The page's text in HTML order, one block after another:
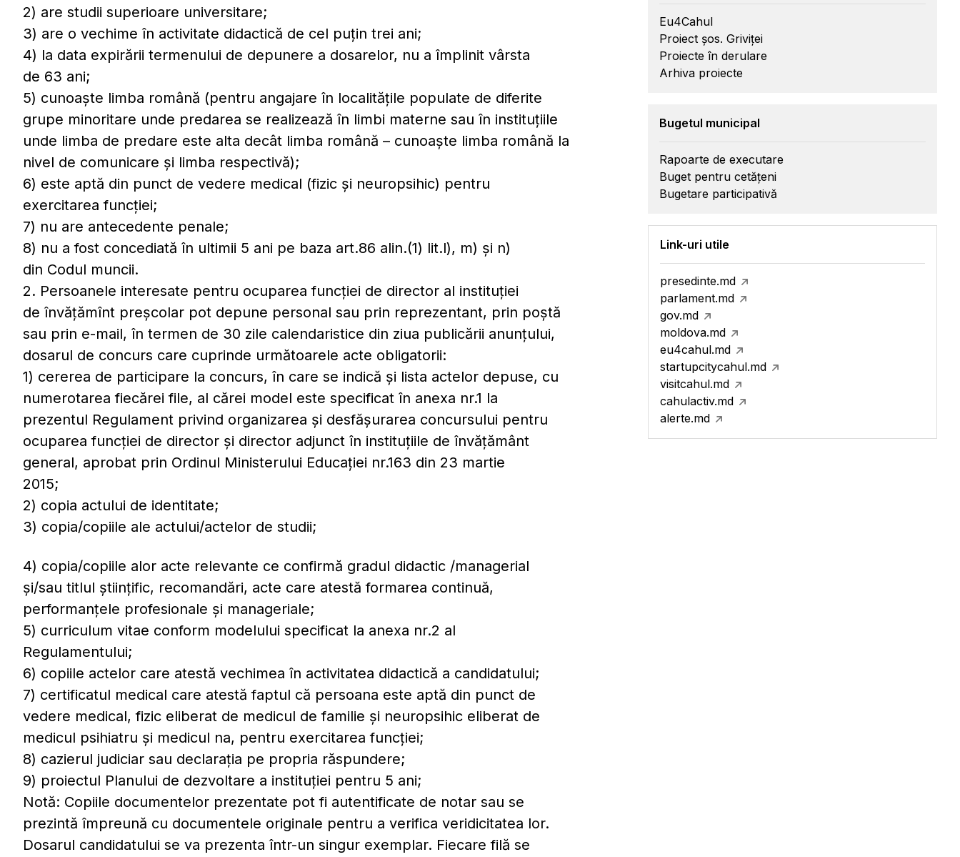
2) are studii superioare universitare;
3) are o vechime în activitate didactică de cel puțin trei ani;
4) la data expirării termenului de depunere a dosarelor, nu a împlinit vârsta
de 63 ani;
5) cunoaște limba română (pentru angajare în localitățile populate de diferite
grupe minoritare unde predarea se realizează în limbi materne sau în instituțiile
unde limba de predare este alta decât limba română – cunoaște limba română la
nivel de comunicare și limba respectivă);
6) este aptă din punct de vedere medical (fizic și neuropsihic) pentru
exercitarea funcției;
7) nu are antecedente penale;
8) nu a fost concediată în ultimii 5 ani pe baza art.86 alin.(1) lit.l), m) și n)
din Codul muncii.
2. Persoanele interesate pentru ocuparea funcţiei de director al instituţiei
de învăţămînt preșcolar pot depune personal sau prin reprezentant, prin poştă
sau prin e-mail, în termen de 30 zile calendaristice din ziua publicării anunţului,
dosarul de concurs care cuprinde următoarele acte obligatorii:
1) cererea de participare la concurs, în care se indică şi lista actelor depuse, cu
numerotarea fiecărei file, al cărei model este specificat în anexa nr.1 la
prezentul Regulament privind organizarea și desfășurarea concursului pentru
ocuparea funcției de director și director adjunct în instituțiile de învățământ
general, aprobat prin Ordinul Ministerului Educației nr.163 din 23 martie
2015;
2) copia actului de identitate;
3) copia/copiile ale actului/actelor de studii;
4) copia/copiile alor acte relevante ce confirmă gradul didactic /managerial
și/sau titlul științific, recomandări, acte care atestă formarea continuă,
performanțele profesionale și manageriale;
5) curriculum vitae conform modelului specificat la anexa nr.2 al
Regulamentului;
6) copiile actelor care atestă vechimea în activitatea didactică a candidatului;
7) certificatul medical care atestă faptul că persoana este aptă din punct de
vedere medical, fizic eliberat de medicul de familie și neuropsihic eliberat de
medicul psihiatru și medicul na, pentru exercitarea funcției;
8) cazierul judiciar sau declarația pe propria răspundere;
9) proiectul Planului de dezvoltare a instituției pentru 5 ani;
Notă: Copiile documentelor prezentate pot fi autentificate de notar sau se
prezintă împreună cu documentele originale pentru a verifica veridicitatea lor.
Dosarul candidatului se va prezenta într-un singur exemplar. Fiecare filă se
Eu4Cahul
Proiect șos. Griviței
Proiecte în derulare
Arhiva proiecte
Bugetul municipal
Rapoarte de executare
Buget pentru cetățeni
Bugetare participativă
Link-uri utile
presedinte.md
parlament.md
gov.md
moldova.md
eu4cahul.md
startupcitycahul.md
visitcahul.md
cahulactiv.md
alerte.md